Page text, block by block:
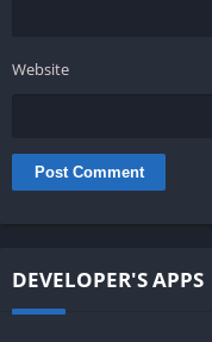
Website
DEVELOPER'S APPS